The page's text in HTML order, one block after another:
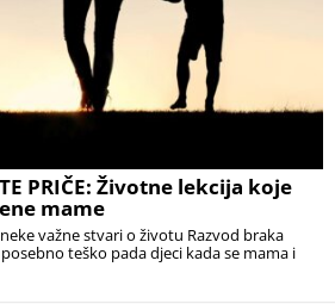
PRIČE: Životne lekcija koje
mame
važne stvari o životu Razvod braka
teško pada djeci kada se mama i